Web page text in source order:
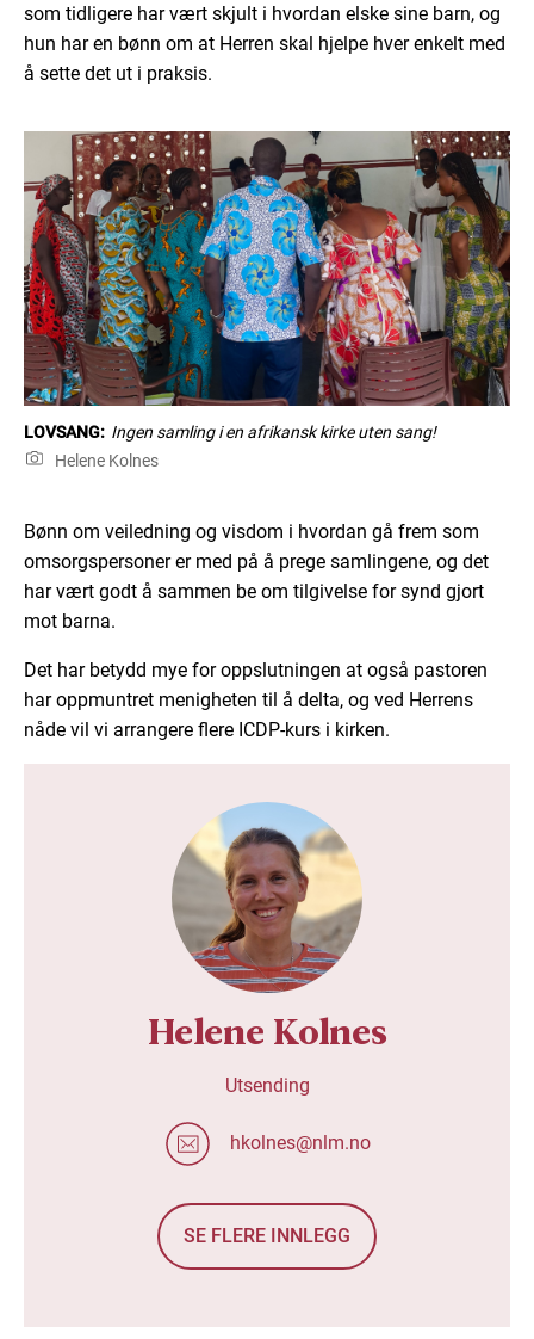
som tidligere har vært skjult i hvordan elske sine barn, og
hun har en bønn om at Herren skal hjelpe hver enkelt med
å sette det ut i praksis.
LOVSANG: Ingen samling i en afrikansk kirke uten sang!
Helene Kolnes
Bønn om veiledning og visdom i hvordan gå frem som
omsorgspersoner er med på å prege samlingene, og det
har vært godt å sammen be om tilgivelse for synd gjort
mot barna.
Det har betydd mye for oppslutningen at også pastoren
har oppmuntret menigheten til å delta, og ved Herrens
nåde vil vi arrangere flere ICDP-kurs i kirken.
Helene Kolnes
Utsending
hkolnes@nlm.no
SE FLERE INNLEGG